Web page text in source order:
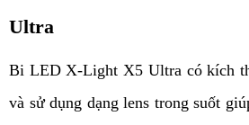
Ultra
Bi LED X-Light X5 Ultra có kích
và sử dụng dạng lens trong suốt